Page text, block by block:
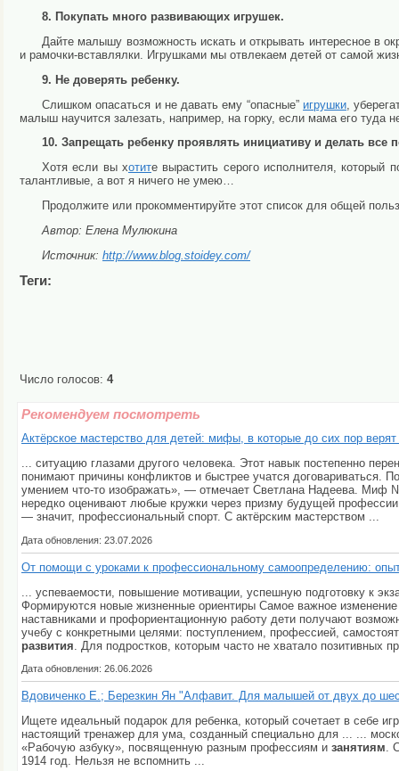
8. Покупать много развивающих игрушек.
Дайте малышу возможность искать и открывать интересное в
и рамочки-вставлялки. Игрушками мы отвлекаем детей от самой
9. Не доверять ребенку.
Слишком опасаться и не давать ему “опасные” игрушки ,
малыш научится залезать, например, на горку, если мама его туда
10. Запрещать ребенку проявлять инициативу и делать все
Хотя если вы хотите вырастить серого исполнителя,
талантливые, а вот я ничего не умею…
Продолжите или прокомментируйте этот список для общей
Автор: Елена Мулюкина
Источник: http://www.blog.stoidey.com/
Теги:
Число голосов: 4
Рекомендуем посмотреть
Актёрское мастерство для детей: мифы, в которые до сих пор верят
... ситуацию глазами другого человека. Этот навык постепенно
понимают причины конфликтов и быстрее учатся договариваться.
умением что-то изображать», — отмечает Светлана Надеева. Миф
нередко оценивают любые кружки через призму будущей
— значит, профессиональный спорт. С актёрским мастерством ...
Дата обновления: 23.07.2026
От помощи с уроками к профессиональному самоопределению:
... успеваемости, повышение мотивации, успешную подготовку к
Формируются новые жизненные ориентиры Самое важное
наставниками и профориентационную работу дети получают
учебу с конкретными целями: поступлением, профессией,
развития . Для подростков, которым часто не хватало позитивных
Дата обновления: 26.06.2026
Вдовиченко Е.; Березкин Ян "Алфавит. Для малышей от двух до
Ищете идеальный подарок для ребенка, который сочетает в себе
настоящий тренажер для ума, созданный специально для ... ...
«Рабочую азбуку», посвященную разным профессиям и занятиям.
1914 год. Нельзя не вспомнить ...